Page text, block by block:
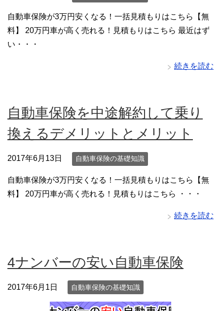
自動車保険が3万円安くなる！一括見積もりはこちら【無
料】 20万円車が高く売れる！見積もりはこちら 最近はず
い・・・
続きを読む
自動車保険を中途解約して乗り
換えるデメリットとメリット
2017年6月13日 自動車保険の基礎知識
自動車保険が3万円安くなる！一括見積もりはこちら【無
料】 20万円車が高く売れる！見積もりはこちら ・・・
続きを読む
4ナンバーの安い自動車保険
2017年6月1日 自動車保険の基礎知識